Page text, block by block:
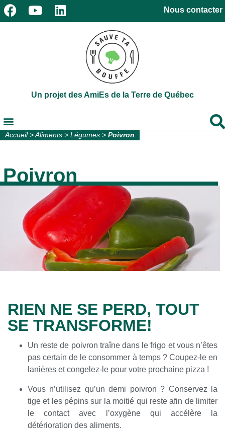
Nous contacter
Un projet des AmiEs de la Terre de Québec
Accueil> Aliments > Légumes > Poivron
Poivron
RIEN NE SE PERD, TOUT
SE TRANSFORME!
Un reste de poivron traîne dans le frigo et vous n’êtes
pas certain de le consommer à temps ? Coupez-le en
lanières et congelez-le pour votre prochaine pizza !
Vous n’utilisez qu’un demi poivron ? Conservez la
tige et les pépins sur la moitié qui reste afin de limiter
le contact avec l’oxygène qui accélère la
détérioration des aliments.